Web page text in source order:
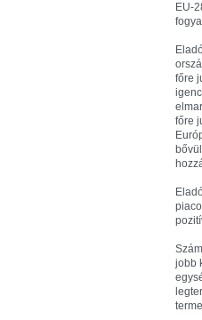
EU-
főre
főre
jobb